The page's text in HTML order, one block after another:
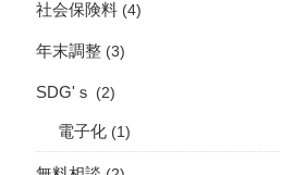
社会保険料 (4)
年末調整 (3)
SDG'ｓ (2)
電子化 (1)